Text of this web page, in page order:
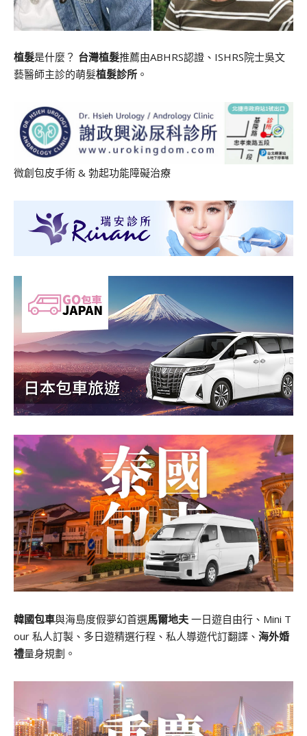
植髮是什麼？ 台灣植髮推薦由ABHRS認證、ISHRS院士吳文
藝醫師主診的萌髮植髮診所 。
微創包皮手術 & 勃起功能障礙治療
韓國包車與海島度假夢幻首選馬爾地夫 一日遊自由行、Mini T
our 私人訂製、多日遊精選行程、私人導遊代訂翻譯、 海外婚
禮量身規劃。